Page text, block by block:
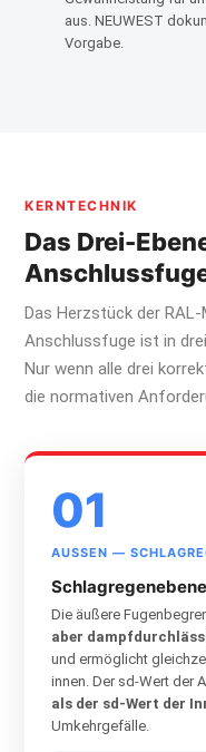
aus. NEUWEST
Vorgabe.
KERNTECHNIK
Das Drei-
Das Herzstück der
Anschlussfuge ist in
Nur wenn alle drei
die normativen
01
AUSSEN —
Schlagregenebene
Die äußere
aber
und ermöglicht
innen. Der sd-Wert der
als der sd-Wert der
Umkehrgefälle.